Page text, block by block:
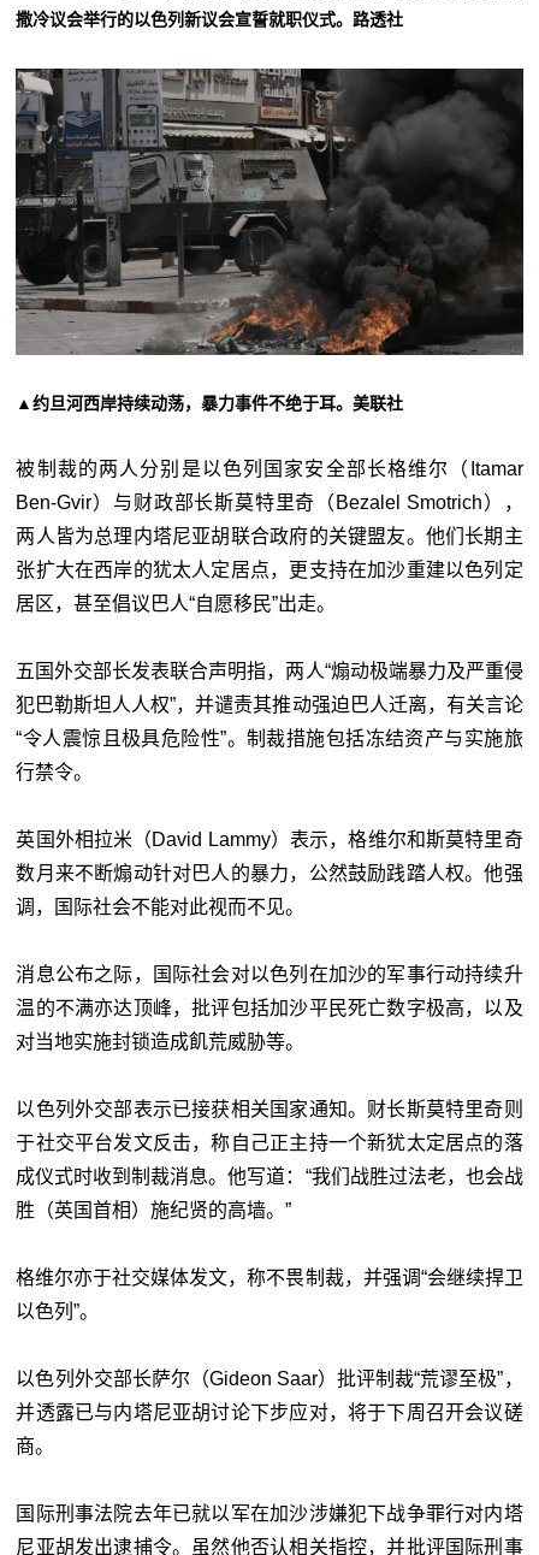
撒冷议会举行的以色列新议会宣誓就职仪式。路透社
▲约旦河西岸持续动荡，暴力事件不绝于耳。美联社
被制裁的两人分别是以色列国家安全部长格维尔（Itamar
Ben-Gvir）与财政部长斯莫特里奇（Bezalel Smotrich），
两人皆为总理内塔尼亚胡联合政府的关键盟友。他们长期主
张扩大在西岸的犹太人定居点，更支持在加沙重建以色列定
居区，甚至倡议巴人“自愿移民”出走。
五国外交部长发表联合声明指，两人“煽动极端暴力及严重侵
犯巴勒斯坦人人权”，并谴责其推动强迫巴人迁离，有关言论
“令人震惊且极具危险性”。制裁措施包括冻结资产与实施旅
行禁令。
英国外相拉米（David Lammy）表示，格维尔和斯莫特里奇
数月来不断煽动针对巴人的暴力，公然鼓励践踏人权。他强
调，国际社会不能对此视而不见。
消息公布之际，国际社会对以色列在加沙的军事行动持续升
温的不满亦达顶峰，批评包括加沙平民死亡数字极高，以及
对当地实施封锁造成飢荒威胁等。
以色列外交部表示已接获相关国家通知。财长斯莫特里奇则
于社交平台发文反击，称自己正主持一个新犹太定居点的落
成仪式时收到制裁消息。他写道：“我们战胜过法老，也会战
胜（英国首相）施纪贤的高墙。”
格维尔亦于社交媒体发文，称不畏制裁，并强调“会继续捍卫
以色列”。
以色列外交部长萨尔（Gideon Saar）批评制裁“荒谬至极”，
并透露已与内塔尼亚胡讨论下步应对，将于下周召开会议磋
商。
国际刑事法院去年已就以军在加沙涉嫌犯下战争罪行对内塔
尼亚胡发出逮捕令。虽然他否认相关指控，并批评国际刑事